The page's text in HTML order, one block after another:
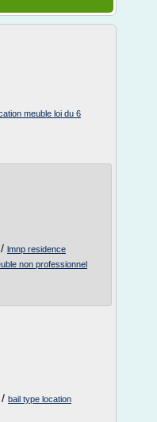
meuble loi du 6
/ lmnp residence
non professionnel
/ bail type location